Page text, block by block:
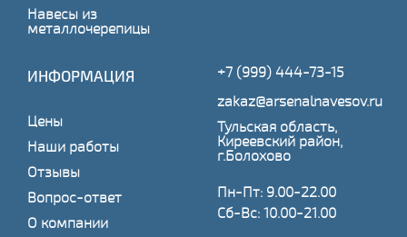
Навесы из
металлочерепицы
ИНФОРМАЦИЯ
Цены
Наши работы
Отзывы
Вопрос-ответ
О компании
+7 (999) 444-73-15
zakaz@arsenalnavesov.ru
Тульская область,
Киреевский район,
г.Болохово
Пн-Пт: 9.00-22.00
Сб-Вс: 10.00-21.00